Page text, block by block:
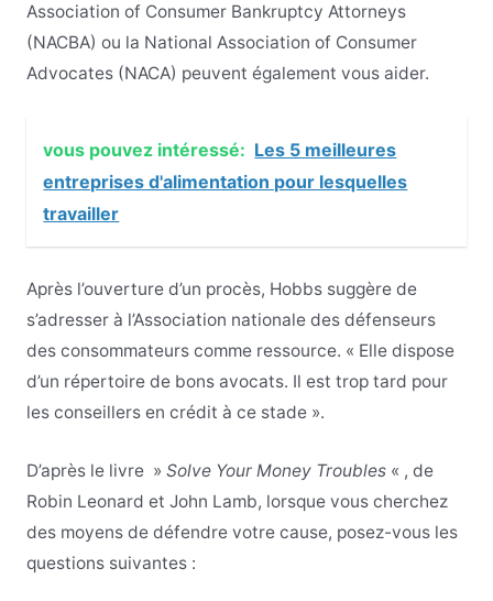
Association of Consumer Bankruptcy Attorneys
(NACBA) ou la National Association of Consumer
Advocates (NACA) peuvent également vous aider.
vous pouvez intéressé: Les 5 meilleures
entreprises d'alimentation pour lesquelles
travailler
Après l’ouverture d’un procès, Hobbs suggère de
s’adresser à l’Association nationale des défenseurs
des consommateurs comme ressource. « Elle dispose
d’un répertoire de bons avocats. Il est trop tard pour
les conseillers en crédit à ce stade ».
D’après le livre » Solve Your Money Troubles« , de
Robin Leonard et John Lamb, lorsque vous cherchez
des moyens de défendre votre cause, posez-vous les
questions suivantes :